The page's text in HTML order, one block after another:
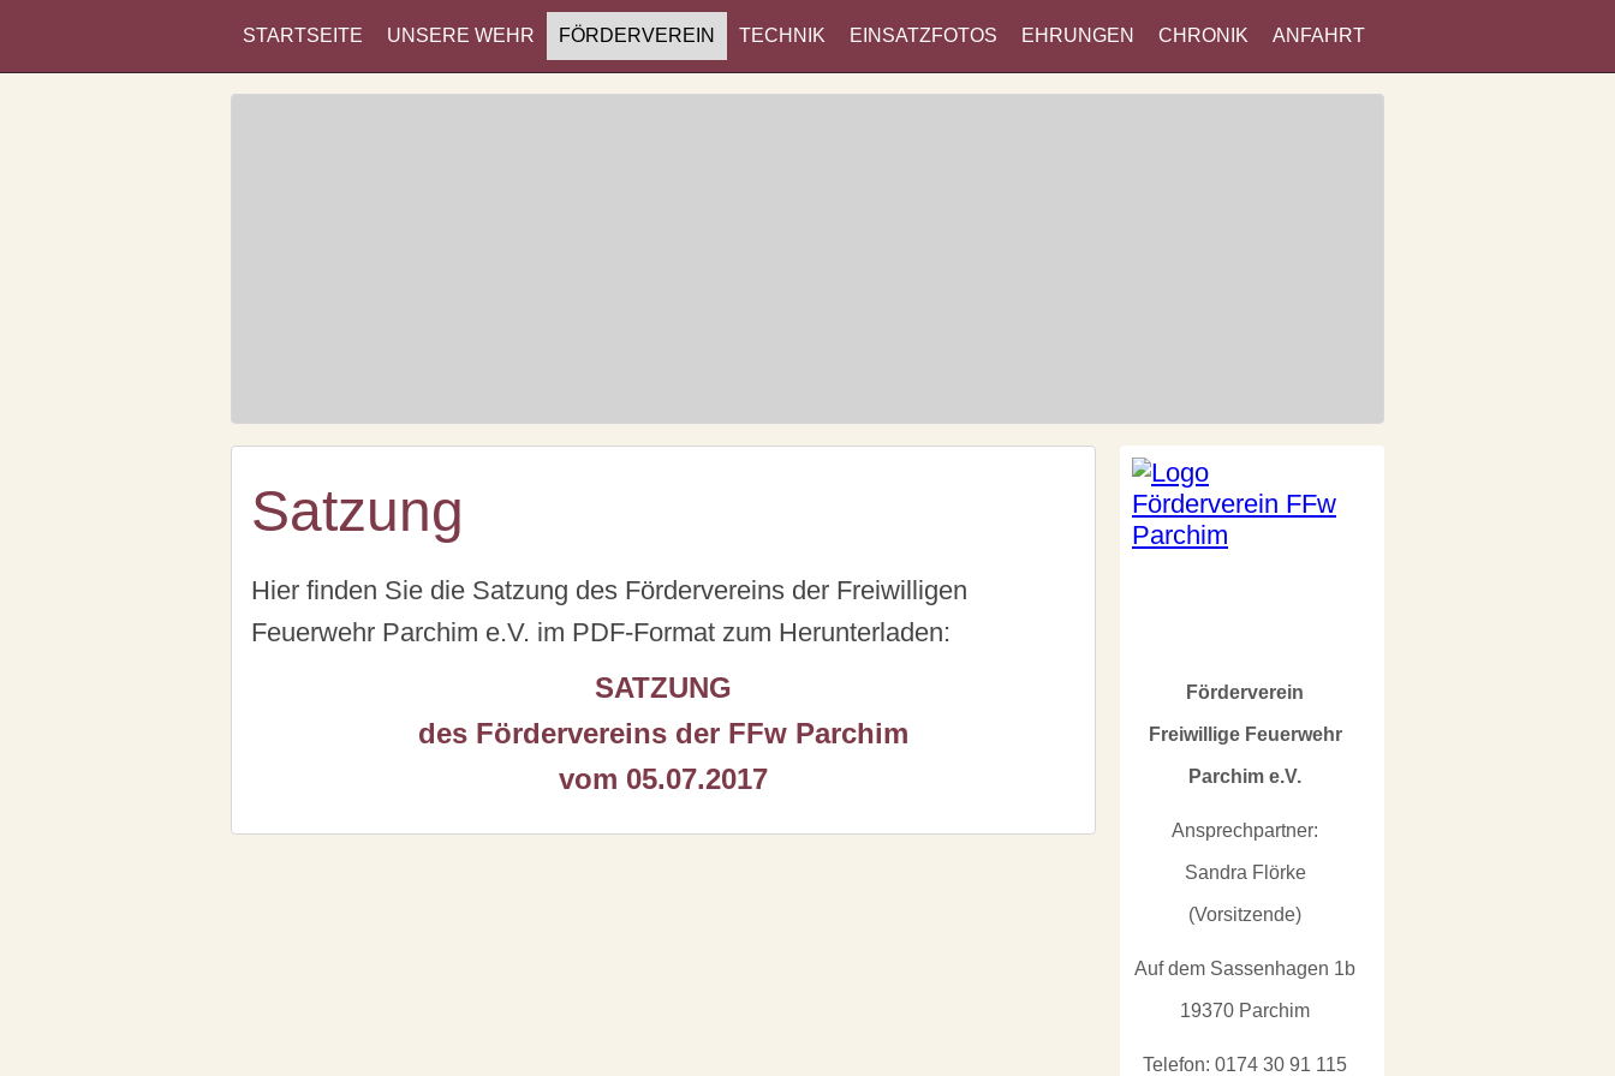
STARTSEITE UNSERE WEHR FÖRDERVEREIN TECHNIK EINSATZFOTOS EHRUNGEN CHRONIK ANFAHRT
Satzung
Hier finden Sie die Satzung des Fördervereins der Freiwilligen
Feuerwehr Parchim e.V. im PDF-Format zum Herunterladen:
SATZUNG
des Fördervereins der FFw Parchim
vom 05.07.2017
Förderverein
Freiwillige Feuerwehr
Parchim e.V.
Ansprechpartner:
Sandra Flörke
(Vorsitzende)
Auf dem Sassenhagen 1b
19370 Parchim
Telefon: 0174 30 91 115